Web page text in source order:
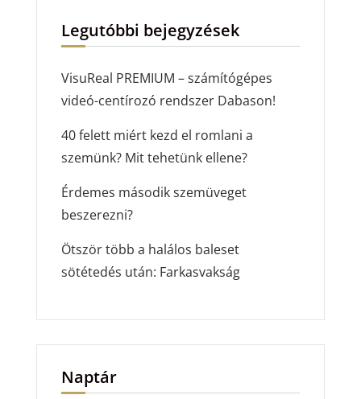
Legutóbbi bejegyzések
VisuReal PREMIUM – számítógépes
videó-centírozó rendszer Dabason!
40 felett miért kezd el romlani a
szemünk? Mit tehetünk ellene?
Érdemes második szemüveget
beszerezni?
Ötször több a halálos baleset
sötétedés után: Farkasvakság
Naptár